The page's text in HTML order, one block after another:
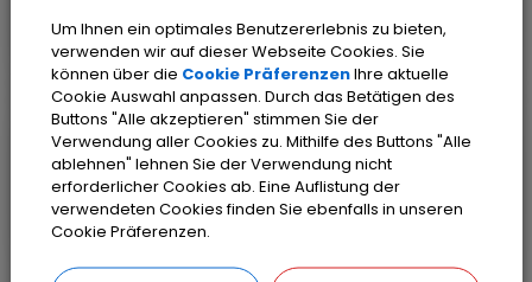
Freiwillige Feuerwehr
Stegaurach
STEGAURACH-HARTLANDEN
FFW Stegaurach,
Löschgruppe Hartlanden
Löschgruppe Hartlanden
Um Ihnen ein optimales Benutzererlebnis zu bieten,
verwenden wir auf dieser Webseite Cookies. Sie
können über die Cookie PräferenzenIhre aktuelle
Cookie Auswahl anpassen. Durch das Betätigen des
Buttons "Alle akzeptieren" stimmen Sie der
Verwendung aller Cookies zu. Mithilfe des Buttons "Alle
ablehnen" lehnen Sie der Verwendung nicht
erforderlicher Cookies ab. Eine Auflistung der
verwendeten Cookies finden Sie ebenfalls in unseren
Cookie Präferenzen.